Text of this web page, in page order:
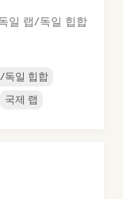
일 랩/독일 힙합
독일 힙합
국제 랩